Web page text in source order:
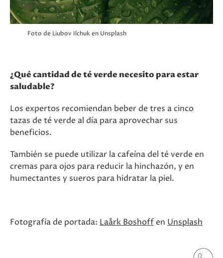
Foto de Liubov Ilchuk en Unsplash
¿Qué cantidad de té verde necesito para estar
saludable?
Los expertos recomiendan beber de tres a cinco
tazas de té verde al día para aprovechar sus
beneficios.
También se puede utilizar la cafeína del té verde en
cremas para ojos para reducir la hinchazón, y en
humectantes y sueros para hidratar la piel.
Fotografía de portada: Laårk Boshoff en Unsplash